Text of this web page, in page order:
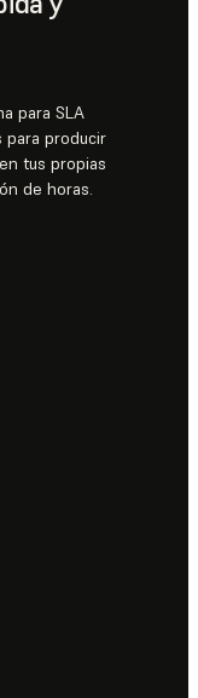
para SLA
para producir
tus propias
de horas.